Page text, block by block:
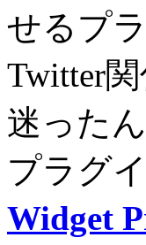
せるプ
Twitter
迷った
プラグ
Widget